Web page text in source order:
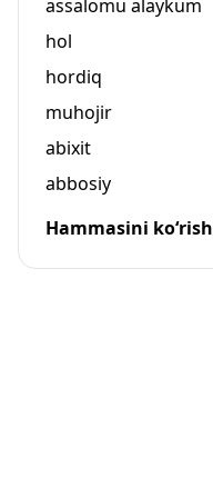
assalomu alaykum
hol
hordiq
muhojir
abixit
abbosiy
Hammasini ko‘rish